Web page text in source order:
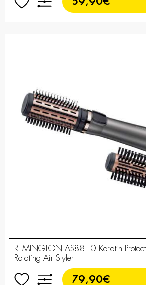
59,90€
REMINGTON AS8810 Keratin Protect
Rotating Air Styler
79,90€